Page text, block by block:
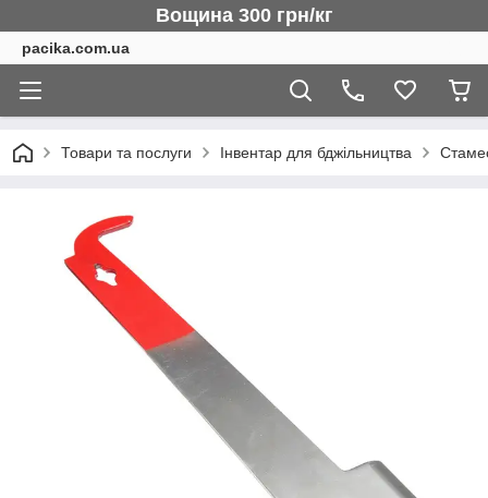
Вощина 300 грн/кг
pacika.com.ua
Товари та послуги Інвентар для бджільництва